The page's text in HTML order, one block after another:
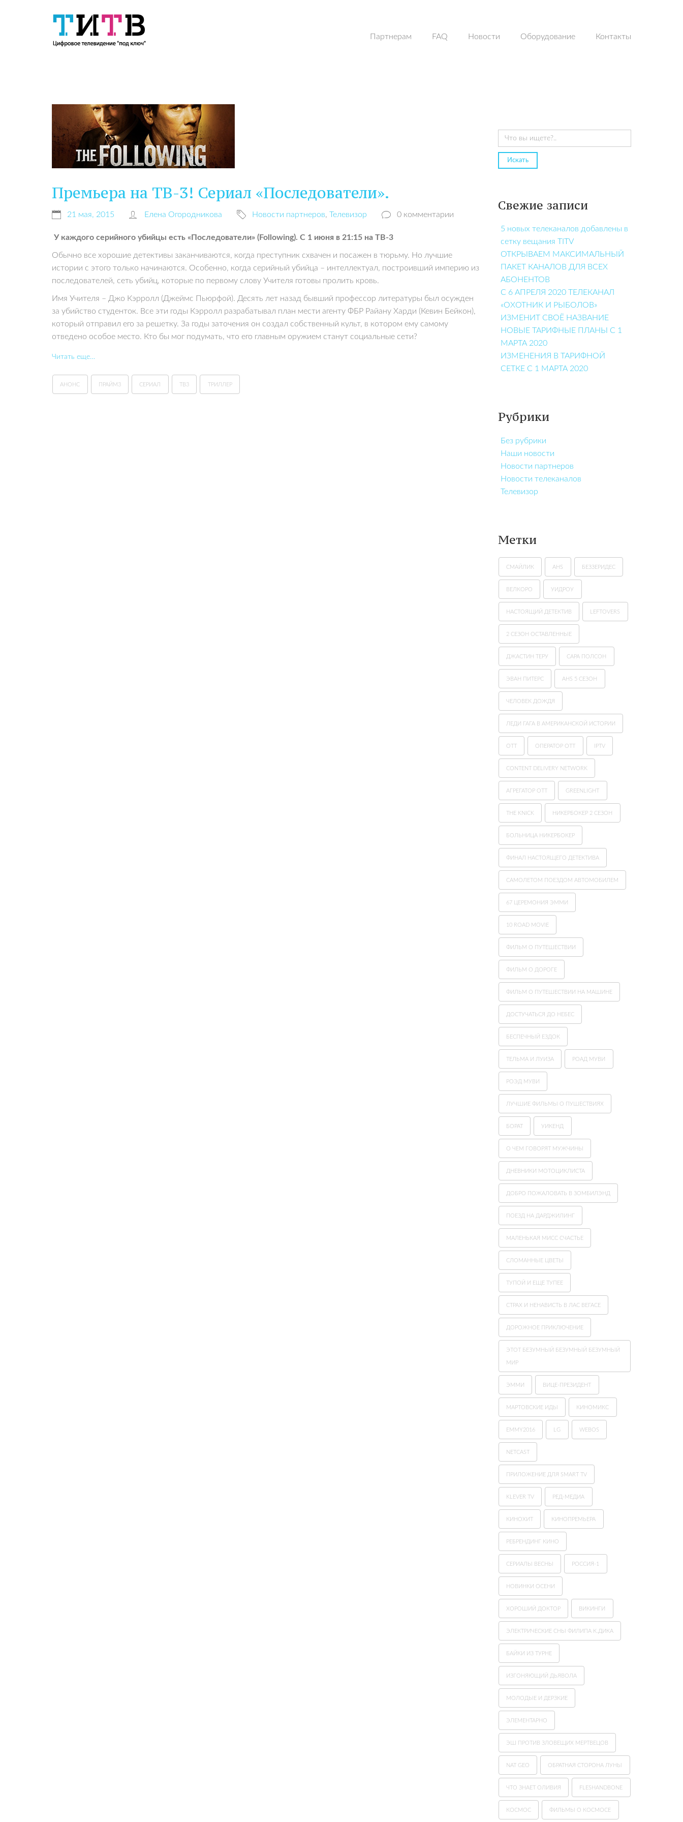
Партнерам FAQ Новости Оборудование Контакты
Премьера на ТВ-3! Сериал «Последователи».
21 мая, 2015 Елена Огородникова Новости партнеров, Телевизор 0 комментарии
У каждого серийного убийцы есть «Последователи» (Following). С 1 июня в 21:15 на ТВ-3
Обычно все хорошие детективы заканчиваются, когда преступник схвачен и посажен в тюрьму. Но лучшие
истории с этого только начинаются. Особенно, когда серийный убийца – интеллектуал, построивший империю из
последователей, сеть убийц, которые по первому слову Учителя готовы пролить кровь.
Имя Учителя – Джо Кэрролл (Джеймс Пьюрфой). Десять лет назад бывший профессор литературы был осужден
за убийство студенток. Все эти годы Кэрролл разрабатывал план мести агенту ФБР Райану Харди (Кевин Бейкон),
который отправил его за решетку. За годы заточения он создал собственный культ, в котором ему самому
отведено особое место. Кто бы мог подумать, что его главным оружием станут социальные сети?
Читать еще…
АНОНС ПРАЙМ3 СЕРИАЛ ТВ3 ТРИЛЛЕР
Свежие записи
5 новых телеканалов добавлены в
сетку вещания TITV
ОТКРЫВАЕМ МАКСИМАЛЬНЫЙ
ПАКЕТ КАНАЛОВ ДЛЯ ВСЕХ
АБОНЕНТОВ
С 6 АПРЕЛЯ 2020 ТЕЛЕКАНАЛ
«ОХОТНИК И РЫБОЛОВ»
ИЗМЕНИТ СВОЁ НАЗВАНИЕ
НОВЫЕ ТАРИФНЫЕ ПЛАНЫ С 1
МАРТА 2020
ИЗМЕНЕНИЯ В ТАРИФНОЙ
СЕТКЕ С 1 МАРТА 2020
Рубрики
Без рубрики
Наши новости
Новости партнеров
Новости телеканалов
Телевизор
Метки
СМАЙЛИК AHS БЕЗЗЕРИДЕС
ВЕЛКОРО УИДРОУ
НАСТОЯЩИЙ ДЕТЕКТИВ LEFTOVERS
2 СЕЗОН ОСТАВЛЕННЫЕ
ДЖАСТИН ТЕРУ САРА ПОЛСОН
ЭВАН ПИТЕРС AHS 5 СЕЗОН
ЧЕЛОВЕК ДОЖДЯ
ЛЕДИ ГАГА В АМЕРИКАНСКОЙ ИСТОРИИ
ОТТ ОПЕРАТОР OTT IPTV
CONTENT DELIVERY NETWORK
АГРЕГАТОР OTT GREENLIGHT
THE KNICK НИКЕРБОКЕР 2 СЕЗОН
БОЛЬНИЦА НИКЕРБОКЕР
ФИНАЛ НАСТОЯЩЕГО ДЕТЕКТИВА
САМОЛЕТОМ ПОЕЗДОМ АВТОМОБИЛЕМ
67 ЦЕРЕМОНИЯ ЭММИ
10 ROAD MOVIE
ФИЛЬМ О ПУТЕШЕСТВИИ
ФИЛЬМ О ДОРОГЕ
ФИЛЬМ О ПУТЕШЕСТВИИ НА МАШИНЕ
ДОСТУЧАТЬСЯ ДО НЕБЕС
БЕСПЕЧНЫЙ ЕЗДОК
ТЕЛЬМА И ЛУИЗА РОАД МУВИ
РОЭД МУВИ
ЛУЧШИЕ ФИЛЬМЫ О ПУШЕСТВИЯХ
БОРАТ УИКЕНД
О ЧЕМ ГОВОРЯТ МУЖЧИНЫ
ДНЕВНИКИ МОТОЦИКЛИСТА
ДОБРО ПОЖАЛОВАТЬ В ЗОМБИЛЭНД
ПОЕЗД НА ДАРДЖИЛИНГ
МАЛЕНЬКАЯ МИСС СЧАСТЬЕ
СЛОМАННЫЕ ЦВЕТЫ
ТУПОЙ И ЕЩЕ ТУПЕЕ
СТРАХ И НЕНАВИСТЬ В ЛАС ВЕГАСЕ
ДОРОЖНОЕ ПРИКЛЮЧЕНИЕ
ЭТОТ БЕЗУМНЫЙ БЕЗУМНЫЙ БЕЗУМНЫЙ
МИР
ЭММИ ВИЦЕ-ПРЕЗИДЕНТ
МАРТОВСКИЕ ИДЫ КИНОМИКС
EMMY2016 LG WEBOS
NETCAST
ПРИЛОЖЕНИЕ ДЛЯ SMART TV
KLEVER TV РЕД-МЕДИА
КИНОХИТ КИНОПРЕМЬЕРА
РЕБРЕНДИНГ КИНО
СЕРИАЛЫ ВЕСНЫ РОССИЯ-1
НОВИНКИ ОСЕНИ
ХОРОШИЙ ДОКТОР ВИКИНГИ
ЭЛЕКТРИЧЕСКИЕ СНЫ ФИЛИПА К.ДИКА
БАЙКИ ИЗ ТУРНЕ
ИЗГОНЯЮЩИЙ ДЬЯВОЛА
МОЛОДЫЕ И ДЕРЗКИЕ
ЭЛЕМЕНТАРНО
ЭШ ПРОТИВ ЗЛОВЕЩИХ МЕРТВЕЦОВ
NAT GEO ОБРАТНАЯ СТОРОНА ЛУНЫ
ЧТО ЗНАЕТ ОЛИВИЯ FLESHANDBONE
КОСМОС ФИЛЬМЫ О КОСМОСЕ